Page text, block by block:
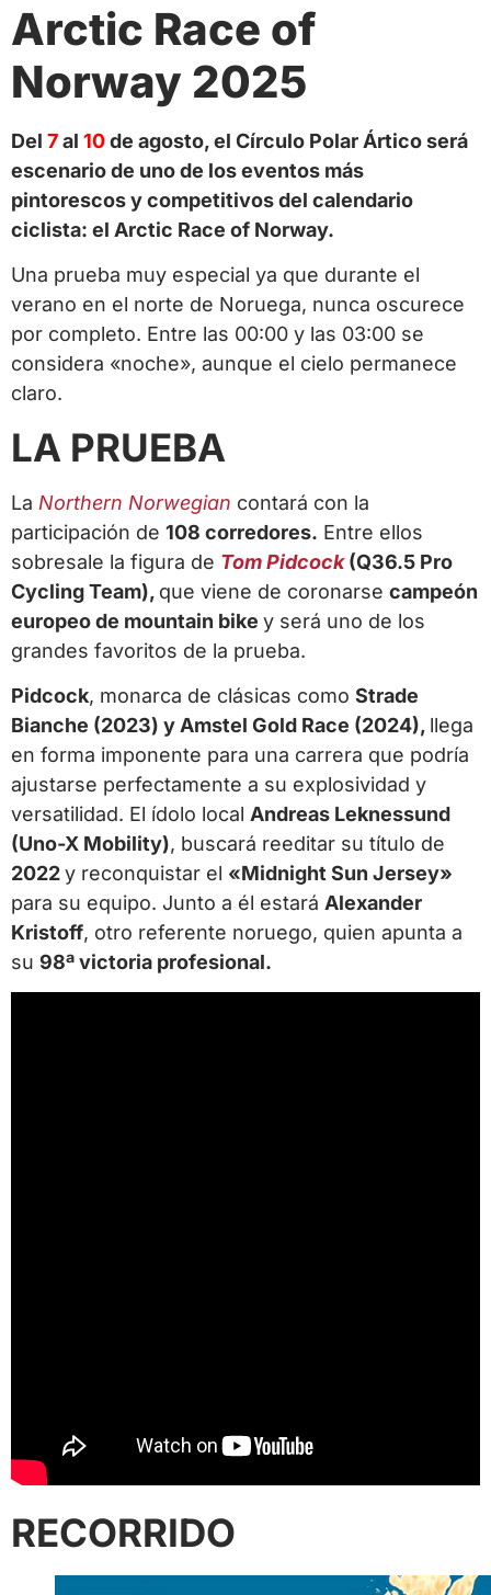
Arctic Race of
Norway 2025
Del 7al 10de agosto, el Círculo Polar Ártico será
escenario de uno de los eventos más
pintorescos y competitivos del calendario
ciclista: el Arctic Race of Norway.
Una prueba muy especial ya que durante el
verano en el norte de Noruega, nunca oscurece
por completo. Entre las 00:00 y las 03:00 se
considera «noche», aunque el cielo permanece
claro.
LA PRUEBA
La Northern Norwegian contará con la
participación de 108 corredores. Entre ellos
sobresale la figura de Tom Pidcock(Q36.5 Pro
Cycling Team), que viene de coronarse campeón
europeo de mountain bike y será uno de los
grandes favoritos de la prueba.
Pidcock, monarca de clásicas como Strade
Bianche (2023) y Amstel Gold Race (2024), llega
en forma imponente para una carrera que podría
ajustarse perfectamente a su explosividad y
versatilidad. El ídolo local Andreas Leknessund
(Uno-X Mobility), buscará reeditar su título de
2022y reconquistar el «Midnight Sun Jersey»
para su equipo. Junto a él estará Alexander
Kristoff, otro referente noruego, quien apunta a
su 98ª victoria profesional.
RECORRIDO